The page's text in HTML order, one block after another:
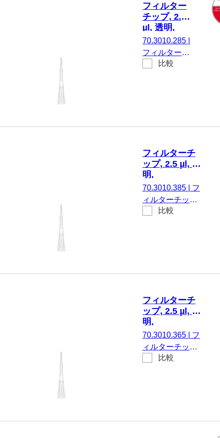
フィルター
チップ, 2.5
µl, 透明,
Biosphere®
plus, ローリ
テンション,
96 個/ボッ
70.3010.285
フィルターチ
ップ, 有効体
SARSTEDT
Sarpette®
Eppendorf、
Gilson、
Finnpipette、
比較
フィルターチ
ップ, 2.5 µl, 透
明,
Biosphere®
plus, ローリテ
ンション, 96
個/SingleRefill
70.3010.385
フ
ィルターチップ,
有効体積： 2.5
Sarpette® M、
Eppendorf、
Gilson、
Brand、および
同一仕様のもの,
96
比較
フィルターチ
ップ, 2.5 µl, 透
明,
Biosphere®
plus, 96
個/SingleRefill
70.3010.365
フ
ィルターチップ,
有効体積： 2.5
比較